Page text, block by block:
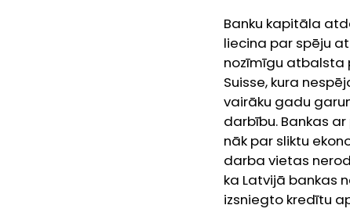
Banku kapitāla
liecina par spēju
nozīmīgu atbalsta
Suisse, kura
vairāku gadu
darbību. Bankas
nāk par sliktu
darba vietas
ka Latvijā bankas
izsniegto kredītu